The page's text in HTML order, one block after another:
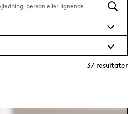
37 resultater